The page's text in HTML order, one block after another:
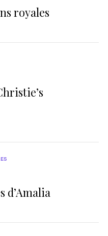
royales
d’Amalia